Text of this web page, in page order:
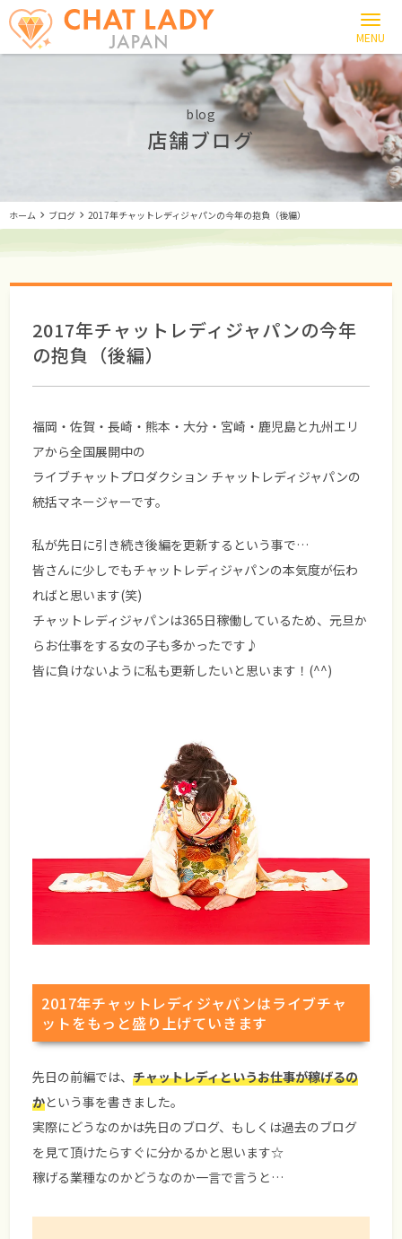
blog
店舗ブログ
ホーム ブログ 2017年チャットレディジャパンの今年の抱負（後編）
2017年チャットレディジャパンの今年
の抱負（後編）
福岡・佐賀・長崎・熊本・大分・宮崎・鹿児島と九州エリ
アから全国展開中の
ライブチャットプロダクション チャットレディジャパンの
統括マネージャーです。
私が先日に引き続き後編を更新するという事で…
皆さんに少しでもチャットレディジャパンの本気度が伝わ
ればと思います(笑)
チャットレディジャパンは365日稼働しているため、元旦か
らお仕事をする女の子も多かったです♪
皆に負けないように私も更新したいと思います！(^^)
2017年チャットレディジャパンはライブチャ
ットをもっと盛り上げていきます
先日の前編では、チャットレディというお仕事が稼げるの
かという事を書きました。
実際にどうなのかは先日のブログ、もしくは過去のブログ
を見て頂けたらすぐに分かるかと思います☆
稼げる業種なのかどうなのか一言で言うと…